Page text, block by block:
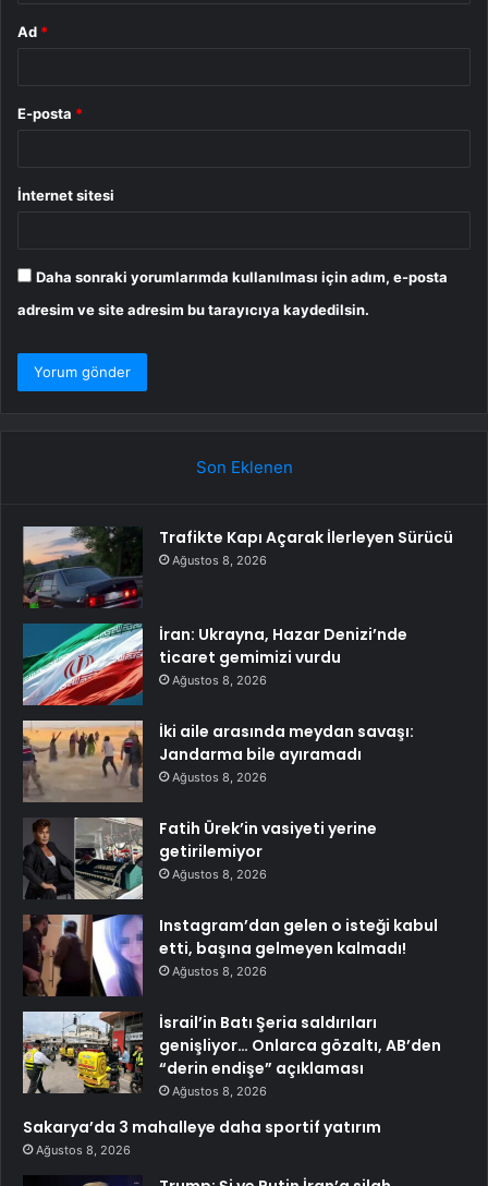
Ad *
E-posta *
İnternet sitesi
Daha sonraki yorumlarımda kullanılması için adım, e-posta
adresim ve site adresim bu tarayıcıya kaydedilsin.
Son Eklenen
Trafikte Kapı Açarak İlerleyen Sürücü
Ağustos 8, 2026
İran: Ukrayna, Hazar Denizi’nde
ticaret gemimizi vurdu
Ağustos 8, 2026
İki aile arasında meydan savaşı:
Jandarma bile ayıramadı
Ağustos 8, 2026
Fatih Ürek’in vasiyeti yerine
getirilemiyor
Ağustos 8, 2026
Instagram’dan gelen o isteği kabul
etti, başına gelmeyen kalmadı!
Ağustos 8, 2026
İsrail’in Batı Şeria saldırıları
genişliyor… Onlarca gözaltı, AB’den
“derin endişe” açıklaması
Ağustos 8, 2026
Sakarya’da 3 mahalleye daha sportif yatırım
Ağustos 8, 2026